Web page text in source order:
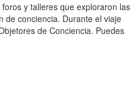
y talleres que exploraron las
de conciencia. Durante el viaje
de Conciencia. Puedes